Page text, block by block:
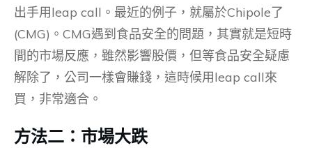
出手用leap call。最近的例子，就屬於Chipole了
(CMG)。CMG遇到食品安全的問題，其實就是短時
間的市場反應，雖然影響股價，但等食品安全疑慮
解除了，公司一樣會賺錢，這時候用leap call來
買，非常適合。
方法二：市場大跌